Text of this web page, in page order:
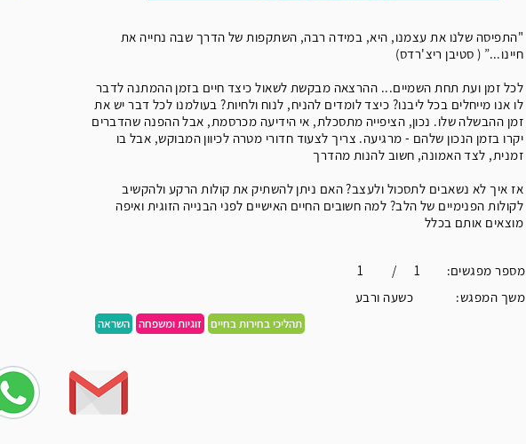
"התפיסה שלנו את עצמנו, היא, במידה רבה, השתקפות של הדרך שבה נחייה את
חיינו...” ( סטיבן ריצ'רדס)
לכל זמן ועת תחת השמיים... ההרצאה מבקשת לשאול כיצד חיים בזמן ההמתנה לדבר
לו אנו מייחלים בכל ליבנו? כיצד לומדים להניח, לנוח ולחיות? בעולמנו לכל דבר יש את
זמן ההבשלה שלו. נכון, הציפייה מתסכלת, אי הידיעה מכרסמת, אבל ההפנה שהדברים
יקרו בזמן הנכון שלהם - מרגיעה. צריך לצעוד חדורי מטרה לכיוון המבוקש, אבל בו
זמנית, לצד האמונה, חשוב להנות מהדרך
אז איך לא נשאבים לתסכול ולעצב? האם ניתן להשתיק את קולות הרקע ולהקשיב
לקולות הפנימיים של הלב? למה חשובים החיים האישיים לפני הבנייה הזוגית ואיפה
מוצאים אותם בכלל
1 / 1
:מספר מפגשים
כשעה ורבע
:משך המפגש
השראה זוגיות ומשפחה תהליכי בחירות בחיים